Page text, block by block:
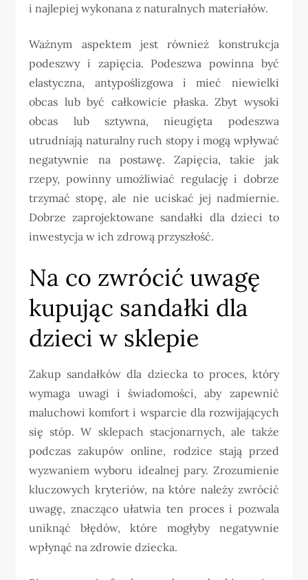
i najlepiej wykonana z naturalnych materiałów.
Ważnym aspektem jest również konstrukcja
podeszwy i zapięcia. Podeszwa powinna być
elastyczna, antypoślizgowa i mieć niewielki
obcas lub być całkowicie płaska. Zbyt wysoki
obcas lub sztywna, nieugięta podeszwa
utrudniają naturalny ruch stopy i mogą wpływać
negatywnie na postawę. Zapięcia, takie jak
rzepy, powinny umożliwiać regulację i dobrze
trzymać stopę, ale nie uciskać jej nadmiernie.
Dobrze zaprojektowane sandałki dla dzieci to
inwestycja w ich zdrową przyszłość.
Na co zwrócić uwagę
kupując sandałki dla
dzieci w sklepie
Zakup sandałków dla dziecka to proces, który
wymaga uwagi i świadomości, aby zapewnić
maluchowi komfort i wsparcie dla rozwijających
się stóp. W sklepach stacjonarnych, ale także
podczas zakupów online, rodzice stają przed
wyzwaniem wyboru idealnej pary. Zrozumienie
kluczowych kryteriów, na które należy zwrócić
uwagę, znacząco ułatwia ten proces i pozwala
uniknąć błędów, które mogłyby negatywnie
wpłynąć na zdrowie dziecka.